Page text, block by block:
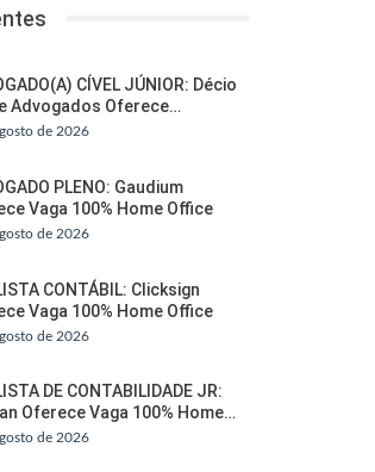
CÍVEL JÚNIOR: Décio
Advogados Oferece…
de 2026
PLENO: Gaudium
Vaga 100% Home Office
de 2026
CONTÁBIL: Clicksign
Vaga 100% Home Office
de 2026
DE CONTABILIDADE JR:
Oferece Vaga 100% Home…
de 2026